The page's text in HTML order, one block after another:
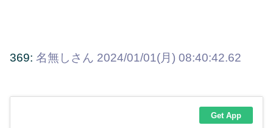
369: 名無しさん 2024/01/01(月) 08:40:42.62